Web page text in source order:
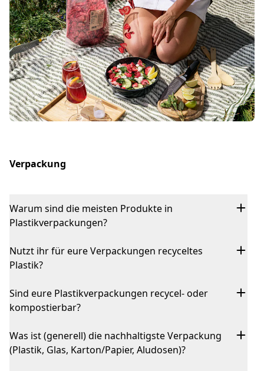
Verpackung
Warum sind die meisten Produkte in
Plastikverpackungen?
Nutzt ihr für eure Verpackungen recyceltes
Plastik?
Sind eure Plastikverpackungen recycel- oder
kompostierbar?
Was ist (generell) die nachhaltigste Verpackung
(Plastik, Glas, Karton/Papier, Aludosen)?